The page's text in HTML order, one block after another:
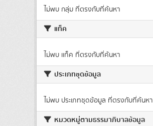
ไม่พบ กลุ่ม ที่ตรงกับที่ค้นหา
แท็ค
ไม่พบ แท็ค ที่ตรงกับที่ค้นหา
ประเภทชุดข้อมูล
ไม่พบ ประเภทชุดข้อมูล ที่ตรงกับที่ค้นหา
หมวดหมู่ตามธรรมาภิบาลข้อมูล